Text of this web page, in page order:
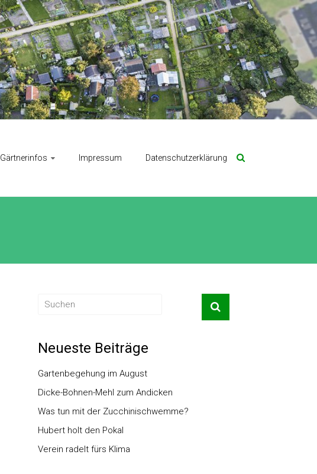
Gärtnerinfos Impressum Datenschutzerklärung
Neueste Beiträge
Gartenbegehung im August
Dicke-Bohnen-Mehl zum Andicken
Was tun mit der Zucchinischwemme?
Hubert holt den Pokal
Verein radelt fürs Klima